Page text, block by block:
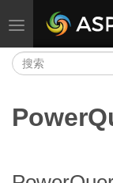
切换导航